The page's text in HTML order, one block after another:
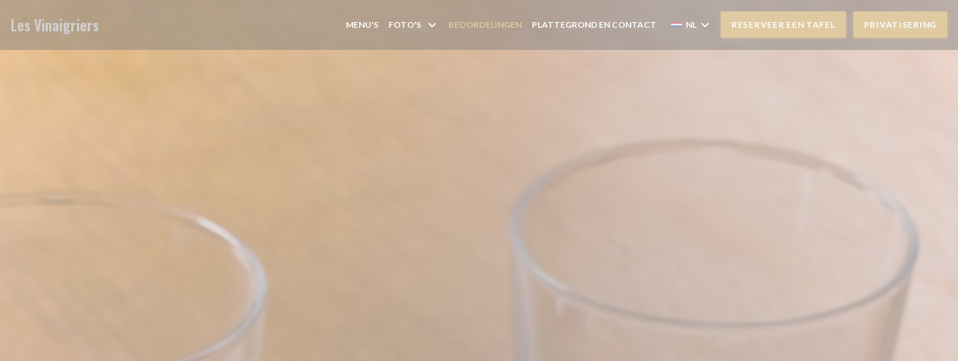
Les Vinaigriers MENU'S FOTO'S BEOORDELINGEN PLATTEGROND EN CONTACT NL RESERVEER EEN TAFEL PRIVATISERING